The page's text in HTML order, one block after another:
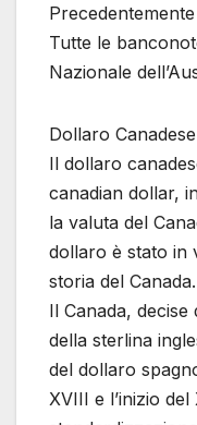
Tutte le
Nazionale
Dollaro Canadese
Il dollaro
canadian dollar,
la valuta del
dollaro è stato in
storia del Canada.
Il Canada,
della sterlina
del dollaro
XVIII e l’inizio